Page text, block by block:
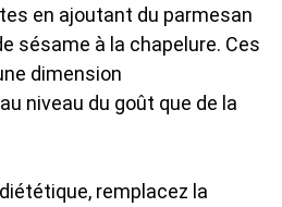
en ajoutant du parmesan
sésame à la chapelure. Ces
dimension
niveau du goût que de la
remplacez la